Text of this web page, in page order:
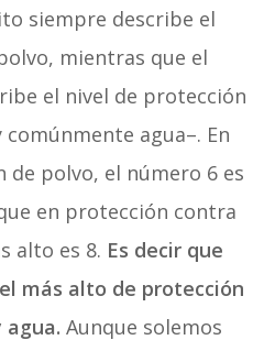
siempre describe el
mientras que el
el nivel de protección
agua–. En
de polvo, el número 6 es
en protección contra
alto es 8. Es decir que
más alto de protección
agua. Aunque solemos